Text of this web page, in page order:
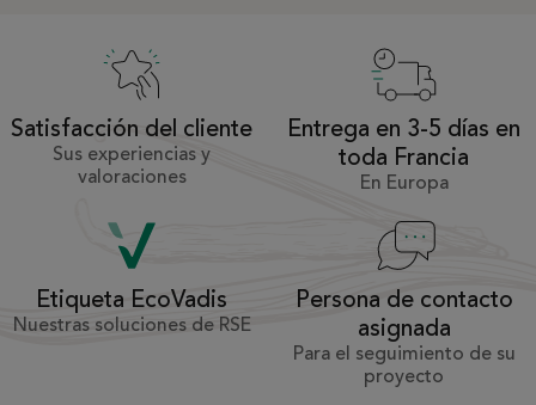
Satisfacción del cliente
Sus experiencias y
valoraciones
Entrega en 3-5 días en
toda Francia
En Europa
Etiqueta EcoVadis
Nuestras soluciones de RSE
Persona de contacto
asignada
Para el seguimiento de su
proyecto